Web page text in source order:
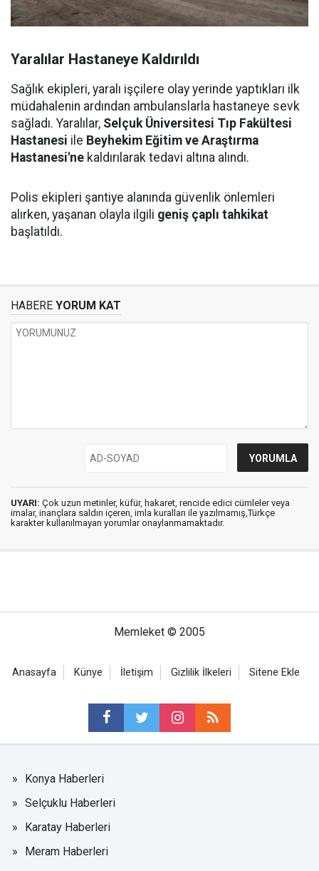
Yaralılar Hastaneye Kaldırıldı
Sağlık ekipleri, yaralı işçilere olay yerinde yaptıkları ilk
müdahalenin ardından ambulanslarla hastaneye sevk
sağladı. Yaralılar, Selçuk Üniversitesi Tıp Fakültesi
Hastanesi ile Beyhekim Eğitim ve Araştırma
Hastanesi'ne kaldırılarak tedavi altına alındı.
Polis ekipleri şantiye alanında güvenlik önlemleri
alırken, yaşanan olayla ilgili geniş çaplı tahkikat
başlatıldı.
HABERE YORUM KAT
UYARI: Çok uzun metinler, küfür, hakaret, rencide edici cümleler veya
imalar, inançlara saldırı içeren, imla kuralları ile yazılmamış,Türkçe
karakter kullanılmayan yorumlar onaylanmamaktadır.
Memleket © 2005
Anasayfa Künye İletişim Gizlilik İlkeleri Sitene Ekle
Konya Haberleri
Selçuklu Haberleri
Karatay Haberleri
Meram Haberleri